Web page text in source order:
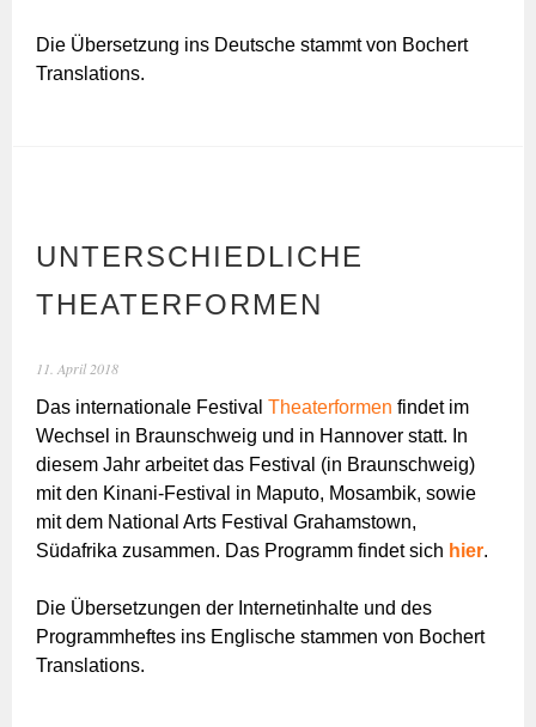
Die Übersetzung ins Deutsche stammt von Bochert
Translations.
UNTERSCHIEDLICHE
THEATERFORMEN
11. April 2018
Das internationale FestivalTheaterformen findet im
Wechsel in Braunschweig und in Hannover statt. In
diesem Jahr arbeitet das Festival (in Braunschweig)
mit den Kinani-Festival in Maputo, Mosambik, sowie
mit dem National Arts Festival Grahamstown,
Südafrika zusammen. Das Programm findet sich hier.
Die Übersetzungen der Internetinhalte und des
Programmheftes ins Englische stammen von Bochert
Translations.